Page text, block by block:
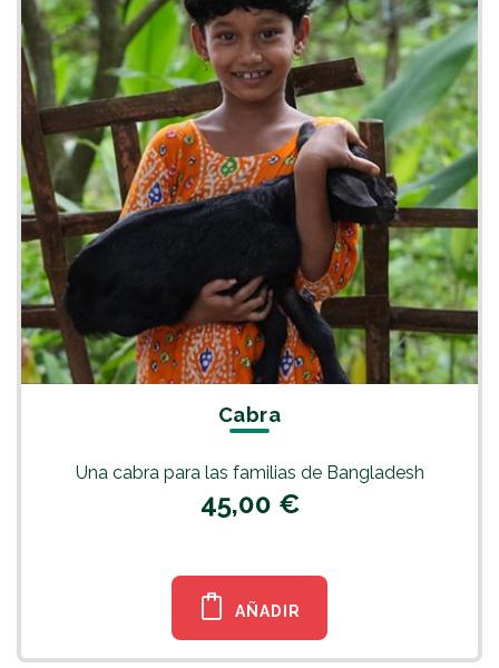
Cabra
Una cabra para las familias de Bangladesh
45,00 €
AÑADIR